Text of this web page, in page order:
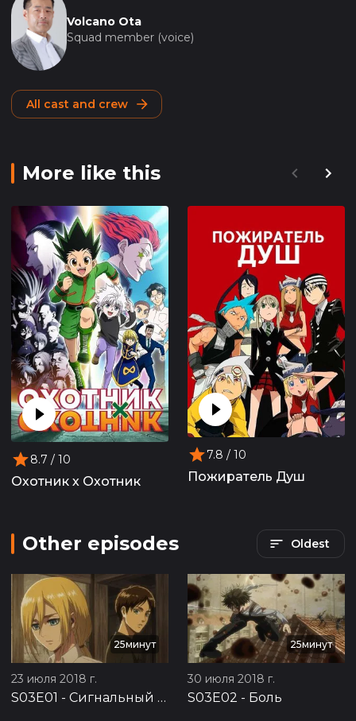
Volcano Ota
Squad member (voice)
All cast and crew
More like this
8.7 / 10
Охотник х Охотник
7.8 / 10
Пожиратель Душ
Other episodes Oldest
25минут
23 июля 2018 г.
S03E01 - Сигнальный огонь
25минут
30 июля 2018 г.
S03E02 - Боль